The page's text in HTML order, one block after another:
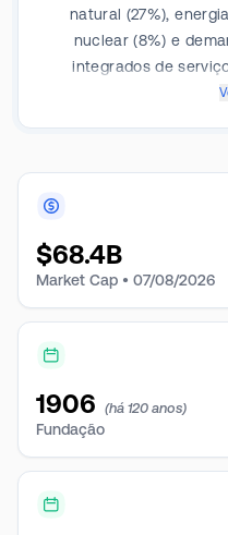
natural (27%),
nuclear (8%) e
integrados de
distribuição e
$68.4B
Market Cap • 07/08/2026
1906 (há 120 anos)
Fundação